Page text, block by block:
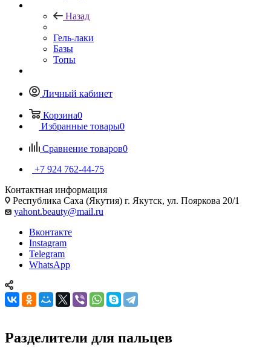
Назад
Гель-лаки
Базы
Топы
Личный кабинет
Корзина0
Избранные товары0
Сравнение товаров0
+7 924 762-44-75
Контактная информация
Республика Саха (Якутия) г. Якутск, ул. Пояркова 20/1
yahont.beauty@mail.ru
Вконтакте
Instagram
Telegram
WhatsApp
Разделители для пальцев